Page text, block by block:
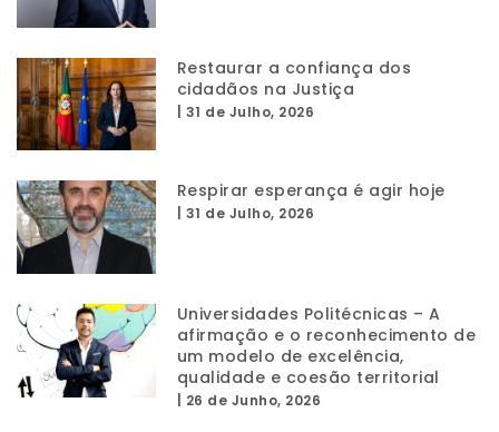
Restaurar a confiança dos
cidadãos na Justiça
31 de Julho, 2026
Respirar esperança é agir hoje
31 de Julho, 2026
Universidades Politécnicas – A
afirmação e o reconhecimento de
um modelo de excelência,
qualidade e coesão territorial
26 de Junho, 2026